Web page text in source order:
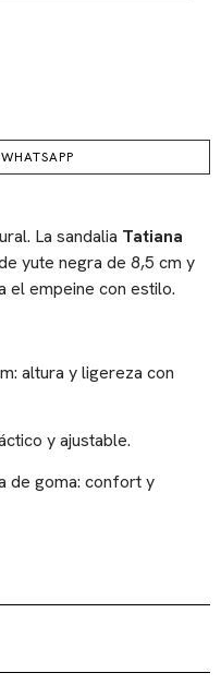
La sandalia Tatiana
yute negra de 8,5 cm y
el empeine con estilo.
altura y ligereza con
y ajustable.
de goma: confort y